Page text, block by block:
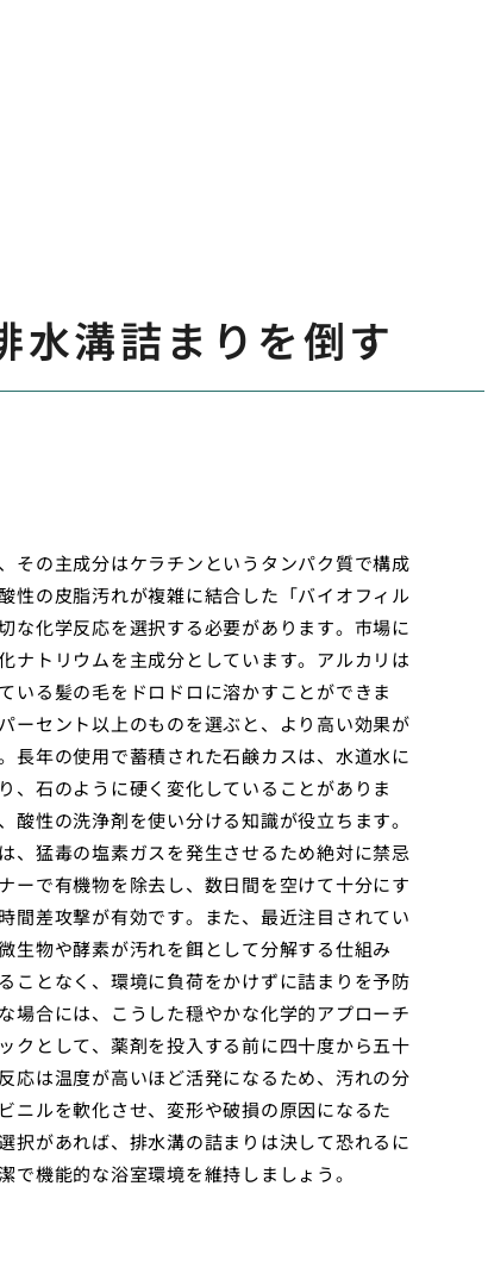
水溝詰まりを倒す
その主成分はケラチンというタンパク質で構成
性の皮脂汚れが複雑に結合した「バイオフィル
な化学反応を選択する必要があります。市場に
ナトリウムを主成分としています。アルカリは
いる髪の毛をドロドロに溶かすことができま
ーセント以上のものを選ぶと、より高い効果が
長年の使用で蓄積された石鹸カスは、水道水に
、石のように硬く変化していることがありま
性の洗浄剤を使い分ける知識が役立ちます。
、猛毒の塩素ガスを発生させるため絶対に禁忌
ーで有機物を除去し、数日間を空けて十分にす
間差攻撃が有効です。また、最近注目されてい
生物や酵素が汚れを餌として分解する仕組み
ことなく、環境に負荷をかけずに詰まりを予防
場合には、こうした穏やかな化学的アプローチ
クとして、薬剤を投入する前に四十度から五十
応は温度が高いほど活発になるため、汚れの分
ニルを軟化させ、変形や破損の原因になるた
択があれば、排水溝の詰まりは決して恐れるに
機能的な浴室環境を維持しましょう。